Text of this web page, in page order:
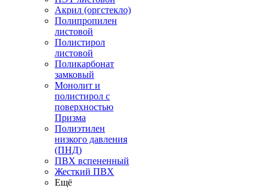
Акрил (оргстекло)
Полипропилен
листовой
Полистирол
листовой
Поликарбонат
замковый
Монолит и
полистирол с
поверхностью
Призма
Полиэтилен
низкого давления
(ПНД)
ПВХ вспененный
Жесткий ПВХ
Ещё